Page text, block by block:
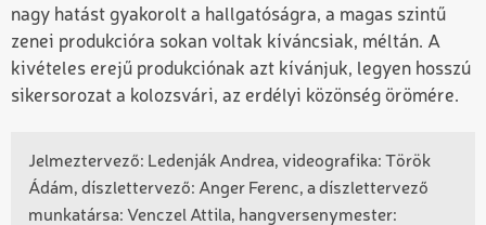
nagy hatást gyakorolt a hallgatóságra, a magas szintű
zenei produkcióra sokan voltak kíváncsiak, méltán. A
kivételes erejű produkciónak azt kívánjuk, legyen hosszú
sikersorozat a kolozsvári, az erdélyi közönség örömére.
Jelmeztervező: Ledenják Andrea, videografika: Török
Ádám, díszlettervező: Anger Ferenc, a díszlettervező
munkatársa: Venczel Attila, hangversenymester: